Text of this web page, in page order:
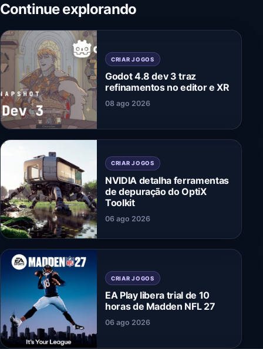
Continue explorando
CRIAR JOGOS
Godot 4.8 dev 3 traz
refinamentos no editor e XR
08 ago 2026
CRIAR JOGOS
NVIDIA detalha ferramentas
de depuração do OptiX
Toolkit
06 ago 2026
CRIAR JOGOS
EA Play libera trial de 10
horas de Madden NFL 27
06 ago 2026